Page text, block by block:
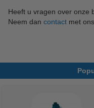
Heeft u vragen over onze
Neem dan contact met